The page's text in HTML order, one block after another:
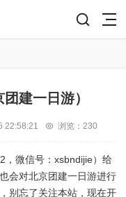
建一日游）
22:58:21 浏览：230
，微信号：xsbndijie）给
会对北京团建一日游进行
别忘了关注本站，现在开